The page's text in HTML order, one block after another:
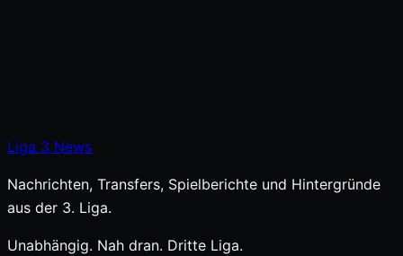
Liga 3 News
Nachrichten, Transfers, Spielberichte und Hintergründe
aus der 3. Liga.
Unabhängig. Nah dran. Dritte Liga.